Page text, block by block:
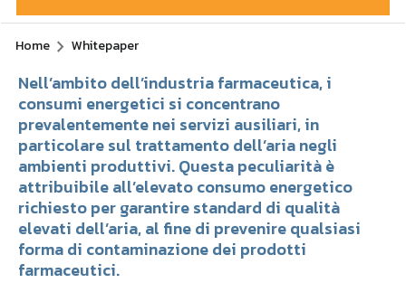
Home Whitepaper
Nell’ambito dell’industria farmaceutica, i
consumi energetici si concentrano
prevalentemente nei servizi ausiliari, in
particolare sul trattamento dell’aria negli
ambienti produttivi. Questa peculiarità è
attribuibile all’elevato consumo energetico
richiesto per garantire standard di qualità
elevati dell’aria, al fine di prevenire qualsiasi
forma di contaminazione dei prodotti
farmaceutici.